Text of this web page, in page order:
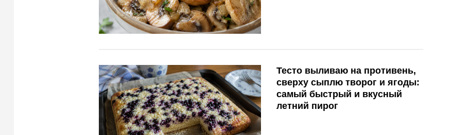
Тесто выливаю на противень,
сверху сыплю творог и ягоды:
самый быстрый и вкусный
летний пирог